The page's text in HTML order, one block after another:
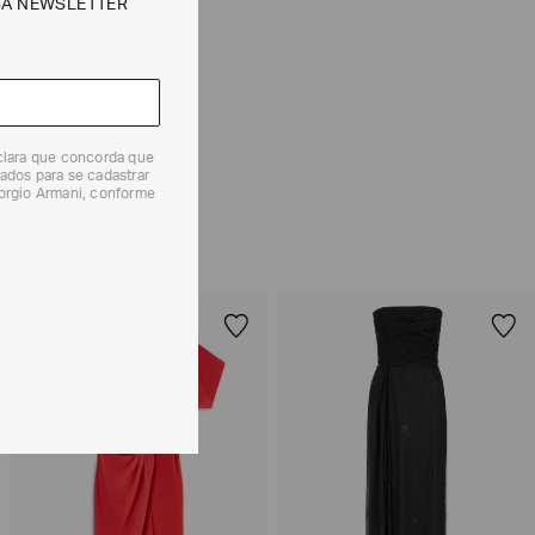
dos Produtos. E a troca pode ser feita em até 30
a partir do seu recebimento sem custos adicionais.
Preencha oFormulário de Devolução
NEWSLETTER
que concorda que
para se cadastrar
Armani, conforme